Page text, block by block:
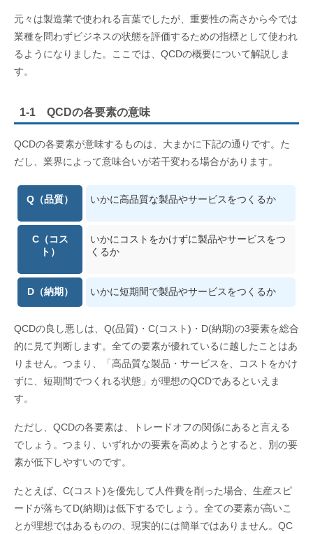
元々は製造業で使われる言葉でしたが、重要性の高さから今では
業種を問わずビジネスの状態を評価するための指標として使われ
るようになりました。ここでは、QCDの概要について解説しま
す。
1-1 QCDの各要素の意味
QCDの各要素が意味するものは、大まかに下記の通りです。た
だし、業界によって意味合いが若干変わる場合があります。
Q（品質） いかに高品質な製品やサービスをつくるか
C（コス
ト）
いかにコストをかけずに製品やサービスをつ
くるか
D（納期） いかに短期間で製品やサービスをつくるか
QCDの良し悪しは、Q(品質)・C(コスト)・D(納期)の3要素を総合
的に見て判断します。全ての要素が優れているに越したことはあ
りません。つまり、「高品質な製品・サービスを、コストをかけ
ずに、短期間でつくれる状態」が理想のQCDであるといえま
す。
ただし、QCDの各要素は、トレードオフの関係にあると言える
でしょう。つまり、いずれかの要素を高めようとすると、別の要
素が低下しやすいのです。
たとえば、C(コスト)を優先して人件費を削った場合、生産スピ
ードが落ちてD(納期)は低下するでしょう。全ての要素が高いこ
とが理想ではあるものの、現実的には簡単ではありません。QC